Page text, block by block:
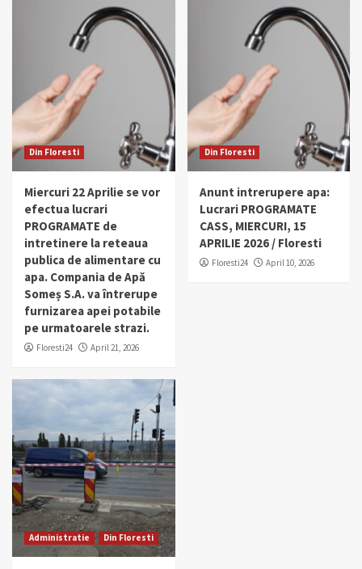
Din Floresti
Miercuri 22 Aprilie se vor
efectua lucrari
PROGRAMATE de
intretinere la reteaua
publica de alimentare cu
apa. Compania de Apă
Someș S.A. va întrerupe
furnizarea apei potabile
pe urmatoarele strazi.
Floresti24 April 21, 2026
Din Floresti
Anunt intrerupere apa:
Lucrari PROGRAMATE
CASS, MIERCURI, 15
APRILIE 2026 / Floresti
Floresti24 April 10, 2026
Administratie Din Floresti